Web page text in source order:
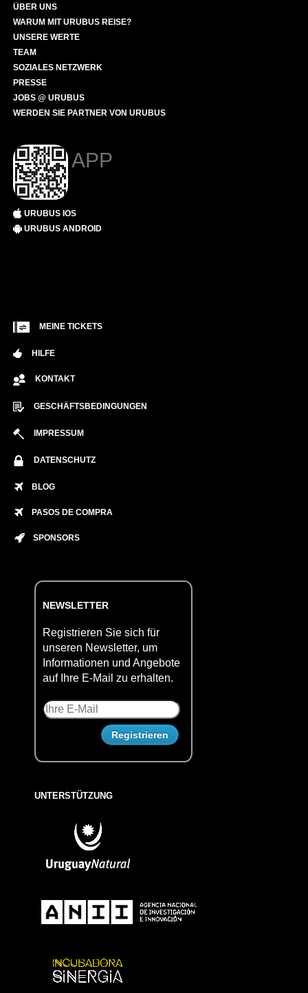
ÜBER UNS
WARUM MIT URUBUS REISE?
UNSERE WERTE
TEAM
SOZIALES NETZWERK
PRESSE
JOBS @ URUBUS
WERDEN SIE PARTNER VON URUBUS
APP
URUBUS IOS
URUBUS ANDROID
MEINE TICKETS
HILFE
KONTAKT
GESCHÄFTSBEDINGUNGEN
IMPRESSUM
DATENSCHUTZ
BLOG
PASOS DE COMPRA
SPONSORS
NEWSLETTER
Registrieren Sie sich für
unseren Newsletter, um
Informationen und Angebote
auf Ihre E-Mail zu erhalten.
UNTERSTÜTZUNG